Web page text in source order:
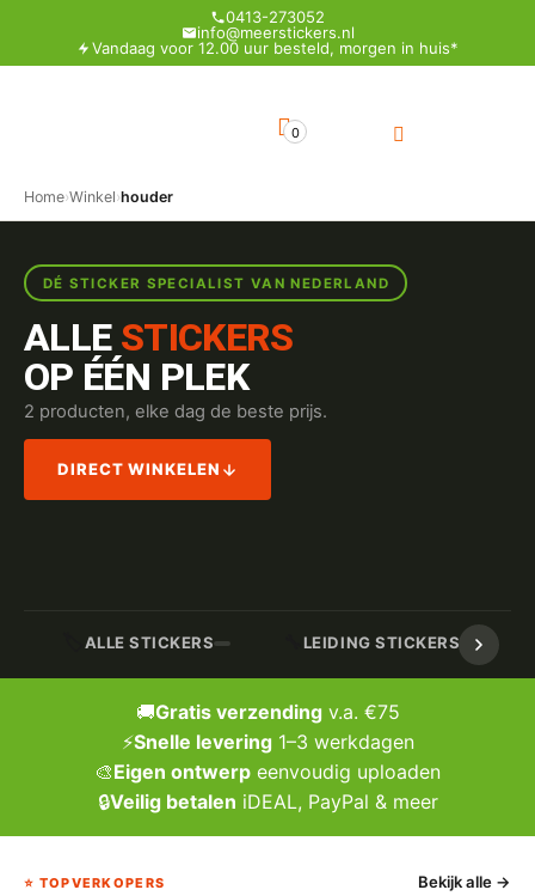
0413-273052
info@meerstickers.nl
Vandaag voor 12.00 uur besteld, morgen in huis*
0
Home›Winkel›houder
DÉ STICKER SPECIALIST VAN NEDERLAND
ALLE STICKERS
OP ÉÉN PLEK
2 producten, elke dag de beste prijs.
DIRECT WINKELEN
ALLE STICKERS LEIDING STICKERS /
🚚Gratis verzendingv.a. €75
⚡Snelle levering1–3 werkdagen
🎨Eigen ontwerp eenvoudig uploaden
🔒Veilig betalen iDEAL, PayPal & meer
⭐ TOPVERKOPERS Bekijk alle →